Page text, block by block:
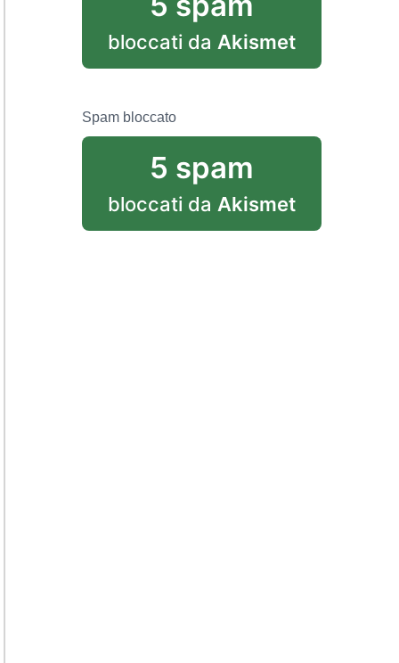
bloccati da Akismet
Spam bloccato
5 spam
bloccati da Akismet